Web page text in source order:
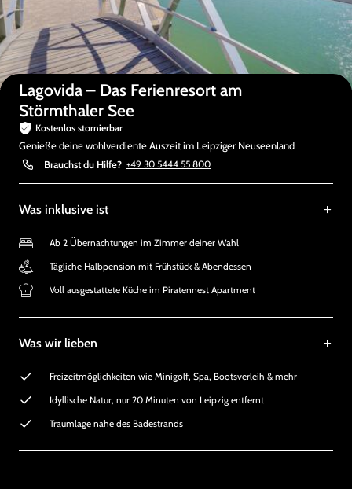
Auf der Karte anzeigen
Lagovida – Das Ferienresort am
Störmthaler See
Kostenlos stornierbar
Genieße deine wohlverdiente Auszeit im Leipziger Neuseenland
Brauchst du Hilfe? +49 30 5444 55 800
Was inklusive ist
Ab 2 Übernachtungen im Zimmer deiner Wahl
Tägliche Halbpension mit Frühstück & Abendessen
Voll ausgestattete Küche im Piratennest Apartment
Was wir lieben
Freizeitmöglichkeiten wie Minigolf, Spa, Bootsverleih & mehr
Idyllische Natur, nur 20 Minuten von Leipzig entfernt
Traumlage nahe des Badestrands